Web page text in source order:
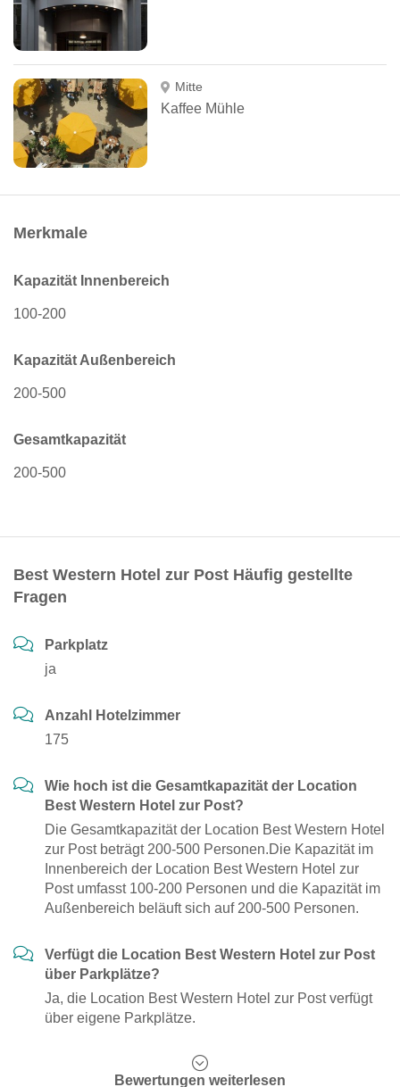
Mitte
Kaffee Mühle
Merkmale
Kapazität Innenbereich
100-200
Kapazität Außenbereich
200-500
Gesamtkapazität
200-500
Best Western Hotel zur Post Häufig gestellte
Fragen
Parkplatz
ja
Anzahl Hotelzimmer
175
Wie hoch ist die Gesamtkapazität der Location
Best Western Hotel zur Post?
Die Gesamtkapazität der Location Best Western Hotel
zur Post beträgt 200-500 Personen.Die Kapazität im
Innenbereich der Location Best Western Hotel zur
Post umfasst 100-200 Personen und die Kapazität im
Außenbereich beläuft sich auf 200-500 Personen.
Verfügt die Location Best Western Hotel zur Post
über Parkplätze?
Ja, die Location Best Western Hotel zur Post verfügt
über eigene Parkplätze.
Bewertungen weiterlesen